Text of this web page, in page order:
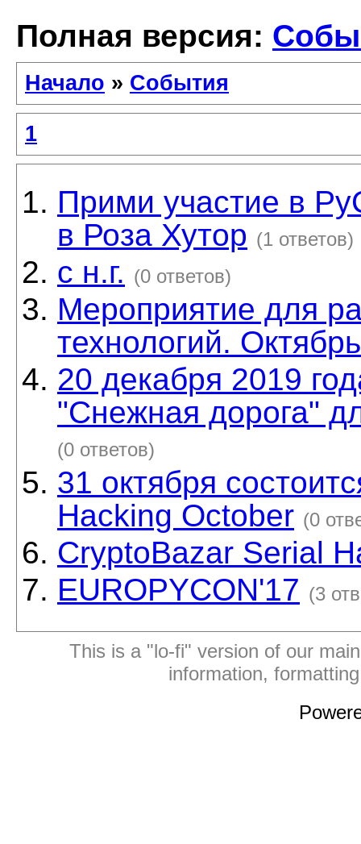
Полная версия:
Начало » События
1
Прими участие в
в Роза Хутор (1 ответов)
с н.г. (0 ответов)
Мероприятие для
технологий.
20 декабря 2019
"Снежная дорога"
(0 ответов)
31 октября
Hacking October (0
CryptoBazar Serial
EUROPYCON'17 (3
This is a "lo-fi" version of our
information,